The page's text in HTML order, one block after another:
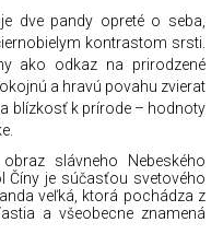
dve pandy opreté o seba,
kontrastom srsti.
ako odkaz na prirodzené
a hravú povahu zvierat
blízkosť k prírode – hodnoty
slávneho Nebeského
Číny je súčasťou svetového
veľká, ktorá pochádza z
a všeobecne znamená